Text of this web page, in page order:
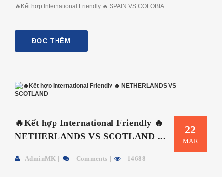
🔥Kết hợp International Friendly 🔥 SPAIN VS COLOBIA ...
ĐỌC THÊM
22
MAR
🔥Kết hợp International Friendly 🔥
NETHERLANDS VS SCOTLAND ...
AdminMK Comments 14688